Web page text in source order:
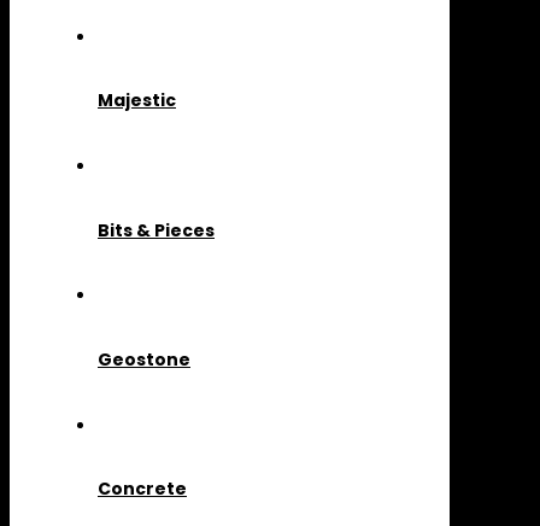
Majestic
Bits & Pieces
Geostone
Concrete